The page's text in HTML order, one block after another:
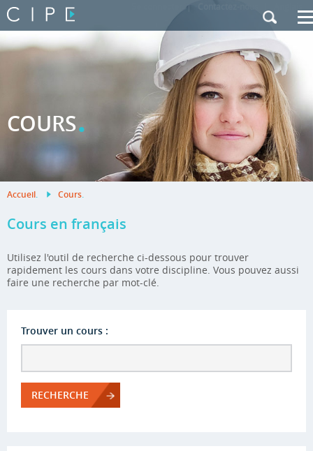
|
COURS.
Accueil. Cours.
Cours en français
Utilisez l'outil de recherche ci-dessous pour trouver
rapidement les cours dans votre discipline. Vous pouvez aussi
faire une recherche par mot-clé.
Trouver un cours :
RECHERCHE